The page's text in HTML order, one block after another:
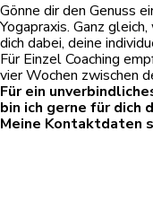
Gönne dir den Genuss
Yogapraxis. Ganz
dich dabei, deine
Für Einzel Coaching
vier Wochen zwischen
Für ein
bin ich gerne für dich
Meine Kontaktdaten